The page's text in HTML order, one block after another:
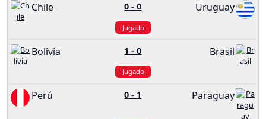
Chile 0 -0 Uruguay
Jugado
Bolivia 1 -0 Brasil
Jugado
Perú 0 - 1 Paraguay